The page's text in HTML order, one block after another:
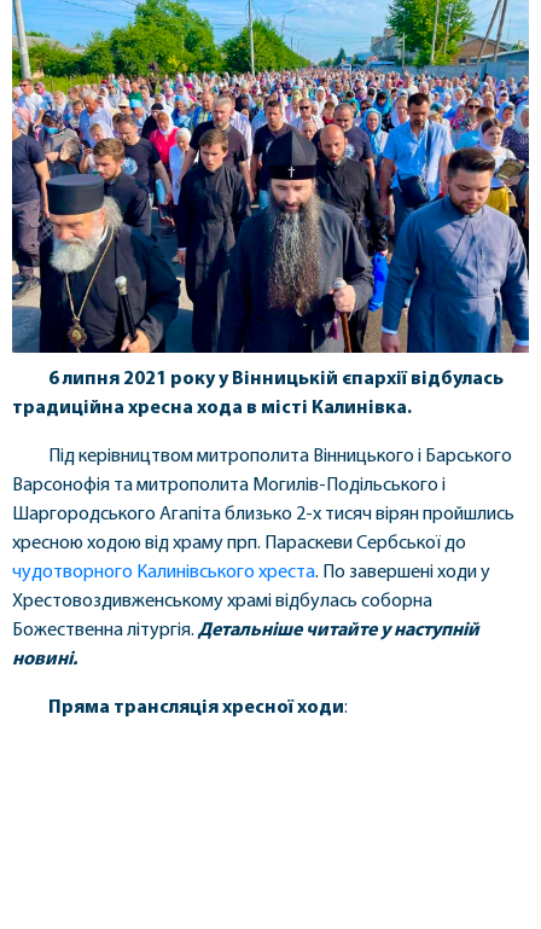
6 липня 2021 року у Вінницькій єпархії відбулась
традиційна хресна хода в місті Калинівка.
Під керівництвом митрополита Вінницького і Барського
Варсонофія та митрополита Могилів-Подільського і
Шаргородського Агапіта близько 2-х тисяч вірян пройшлись
хресною ходою від храму прп. Параскеви Сербської до
чудотворного Калинівського хреста. По завершені ходи у
Хрестовоздивженському храмі відбулась соборна
Божественна літургія. Детальніше читайте у наступній
новині.
Пряма трансляція хресної ходи: